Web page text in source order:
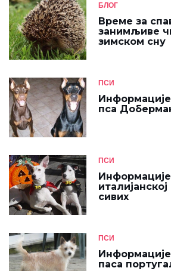
БЛОГ
Време за
занимљиве
зимском сну
ПСИ
пса
ПСИ
сивих
ПСИ
паса